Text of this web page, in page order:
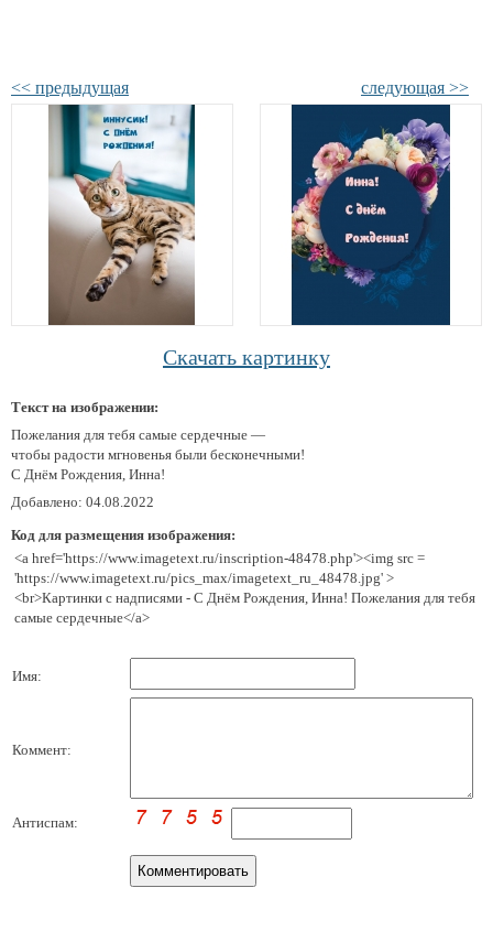
<< предыдущая следующая >>
Скачать картинку
Текст на изображении:
Пожелания для тебя самые сердечные —
чтобы радости мгновенья были бесконечными!
С Днём Рождения, Инна!
Добавлено: 04.08.2022
Код для размещения изображения:
<a href='https://www.imagetext.ru/inscription-48478.php'><img src =
'https://www.imagetext.ru/pics_max/imagetext_ru_48478.jpg' >
<br>Картинки с надписями - С Днём Рождения, Инна! Пожелания для тебя
самые сердечные</a>
Имя:
Коммент:
Антиспам: